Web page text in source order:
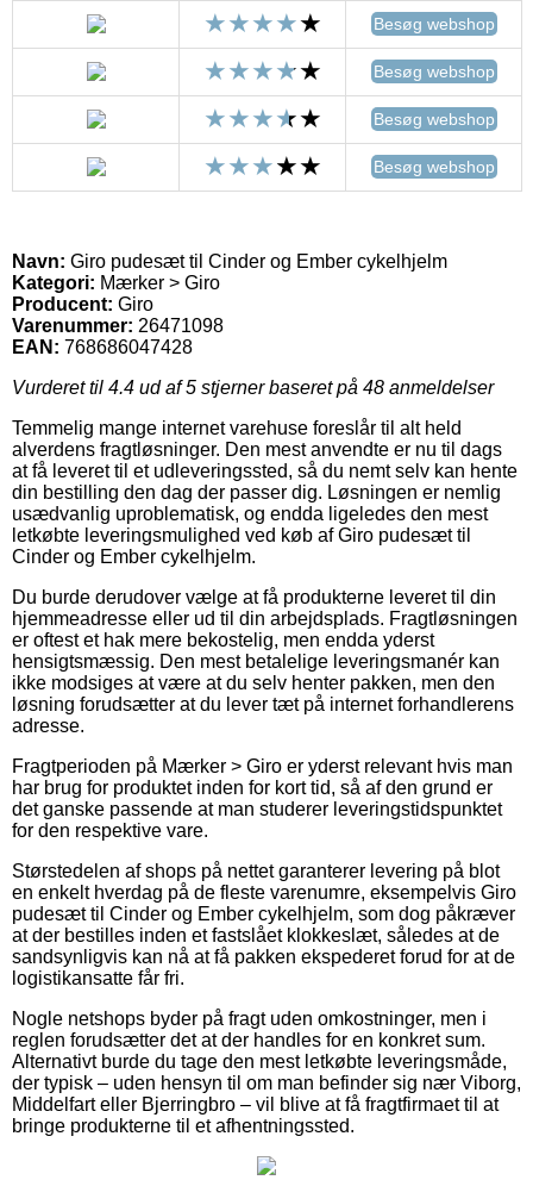
Besøg webshop
Besøg webshop
Besøg webshop
Besøg webshop
Navn: Giro pudesæt til Cinder og Ember cykelhjelm
Kategori: Mærker > Giro
Producent: Giro
Varenummer: 26471098
EAN: 768686047428
Vurderet til 4.4 ud af 5 stjerner baseret på 48 anmeldelser
Temmelig mange internet varehuse foreslår til alt held
alverdens fragtløsninger. Den mest anvendte er nu til dags
at få leveret til et udleveringssted, så du nemt selv kan hente
din bestilling den dag der passer dig. Løsningen er nemlig
usædvanlig uproblematisk, og endda ligeledes den mest
letkøbte leveringsmulighed ved køb af Giro pudesæt til
Cinder og Ember cykelhjelm.
Du burde derudover vælge at få produkterne leveret til din
hjemmeadresse eller ud til din arbejdsplads. Fragtløsningen
er oftest et hak mere bekostelig, men endda yderst
hensigtsmæssig. Den mest betalelige leveringsmanér kan
ikke modsiges at være at du selv henter pakken, men den
løsning forudsætter at du lever tæt på internet forhandlerens
adresse.
Fragtperioden på Mærker > Giro er yderst relevant hvis man
har brug for produktet inden for kort tid, så af den grund er
det ganske passende at man studerer leveringstidspunktet
for den respektive vare.
Størstedelen af shops på nettet garanterer levering på blot
en enkelt hverdag på de fleste varenumre, eksempelvis Giro
pudesæt til Cinder og Ember cykelhjelm, som dog påkræver
at der bestilles inden et fastslået klokkeslæt, således at de
sandsynligvis kan nå at få pakken ekspederet forud for at de
logistikansatte får fri.
Nogle netshops byder på fragt uden omkostninger, men i
reglen forudsætter det at der handles for en konkret sum.
Alternativt burde du tage den mest letkøbte leveringsmåde,
der typisk – uden hensyn til om man befinder sig nær Viborg,
Middelfart eller Bjerringbro – vil blive at få fragtfirmaet til at
bringe produkterne til et afhentningssted.